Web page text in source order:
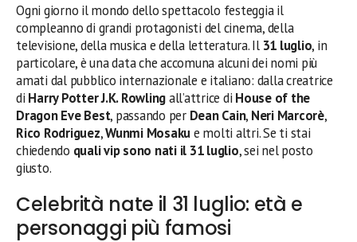
Ogni giorno il mondo dello spettacolo festeggia il
compleanno di grandi protagonisti del cinema, della
televisione, della musica e della letteratura. Il 31 luglio, in
particolare, è una data che accomuna alcuni dei nomi più
amati dal pubblico internazionale e italiano: dalla creatrice
di Harry PotterJ.K. Rowlingall’attrice di House of the
Dragon Eve Best, passando per Dean Cain, Neri Marcorè,
Rico Rodriguez,Wunmi Mosakue molti altri. Se ti stai
chiedendo quali vip sono nati il 31 luglio, sei nel posto
giusto.
Celebrità nate il 31 luglio: età e
personaggi più famosi